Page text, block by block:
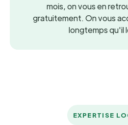
mois, on vous en
gratuitement. On vous
longtemps qu'il
EXPERTISE